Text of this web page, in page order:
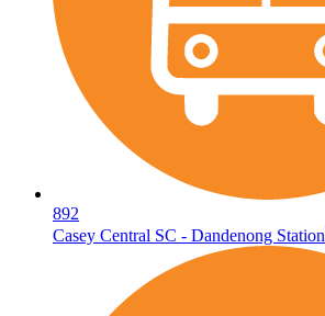
892
Casey Central SC - Dandenong Station